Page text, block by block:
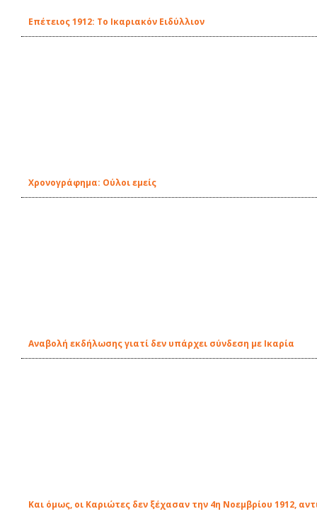
Επέτειος 1912: Το Ικαριακόν Ειδύλλιον
Χρονογράφημα: Ούλοι εμείς
Αναβολή εκδήλωσης γιατί δεν υπάρχει σύνδεση με Ικαρία
Και όμως, οι Καριώτες δεν ξέχασαν την 4η Νοεμβρίου 1912,